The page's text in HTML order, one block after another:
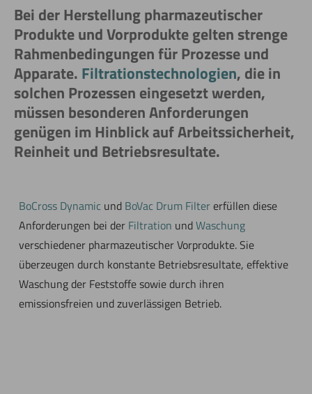
Bei der Herstellung pharmazeutischer
Produkte und Vorprodukte gelten strenge
Rahmenbedingungen für Prozesse und
Apparate. Filtrationstechnologien, die in
solchen Prozessen eingesetzt werden,
müssen besonderen Anforderungen
genügen im Hinblick auf Arbeitssicherheit,
Reinheit und Betriebsresultate.
BoCross Dynamicund BoVac Drum Filtererfüllen diese
Anforderungen bei der Filtration undWaschung
verschiedener pharmazeutischer Vorprodukte. Sie
überzeugen durch konstante Betriebsresultate, effektive
Waschung der Feststoffe sowie durch ihren
emissionsfreien und zuverlässigen Betrieb.